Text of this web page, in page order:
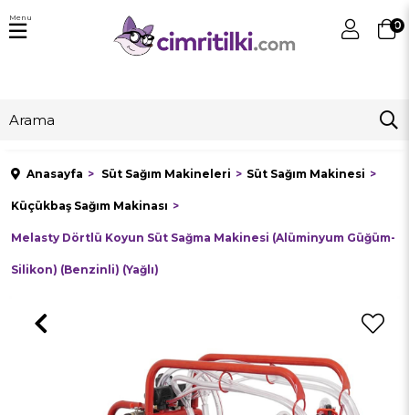
0
Menu
Anasayfa Süt Sağım Makineleri Süt Sağım Makinesi
Küçükbaş Sağım Makinası
Melasty Dörtlü Koyun Süt Sağma Makinesi (Alüminyum Güğüm-
Silikon) (Benzinli) (Yağlı)